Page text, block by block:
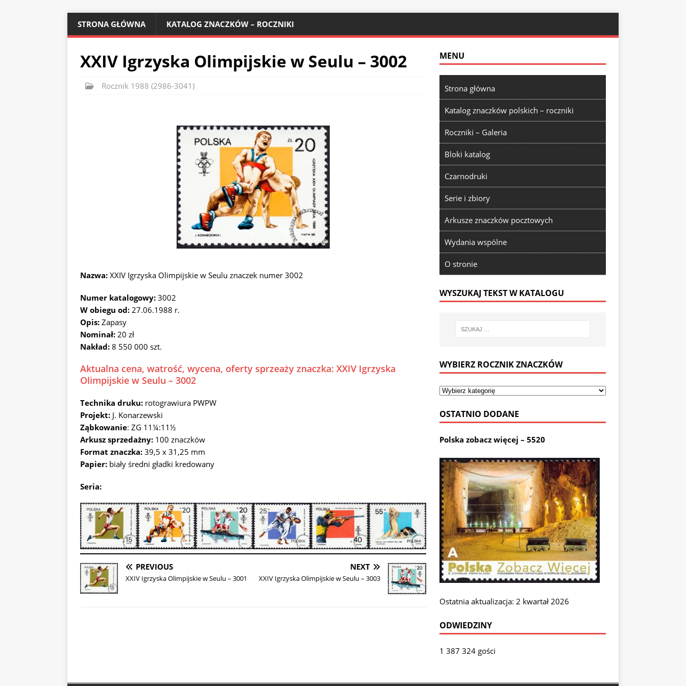
STRONA GŁÓWNA KATALOG ZNACZKÓW – ROCZNIKI
XXIV Igrzyska Olimpijskie w Seulu – 3002
Rocznik 1988 (2986-3041)
Nazwa: XXIV Igrzyska Olimpijskie w Seulu znaczek numer 3002
Numer katalogowy: 3002
W obiegu od: 27.06.1988 r.
Opis: Zapasy
Nominał: 20 zł
Nakład: 8 550 000 szt.
Aktualna cena, watrość, wycena, oferty sprzeaży znaczka: XXIV Igrzyska
Olimpijskie w Seulu – 3002
Technika druku: rotograwiura PWPW
Projekt: J. Konarzewski
Ząbkowanie: ZG 11¼:11½
Arkusz sprzedażny: 100 znaczków
Format znaczka: 39,5 x 31,25 mm
Papier: biały średni gładki kredowany
Seria:
PREVIOUS
XXIV Igrzyska Olimpijskie w Seulu – 3001
NEXT
XXIV Igrzyska Olimpijskie w Seulu – 3003
MENU
Strona główna
Katalog znaczków polskich – roczniki
Roczniki – Galeria
Bloki katalog
Czarnodruki
Serie i zbiory
Arkusze znaczków pocztowych
Wydania wspólne
O stronie
WYSZUKAJ TEKST W KATALOGU
WYBIERZ ROCZNIK ZNACZKÓW
OSTATNIO DODANE
Polska zobacz więcej – 5520
Ostatnia aktualizacja: 2 kwartał 2026
ODWIEDZINY
1 387 324 gości